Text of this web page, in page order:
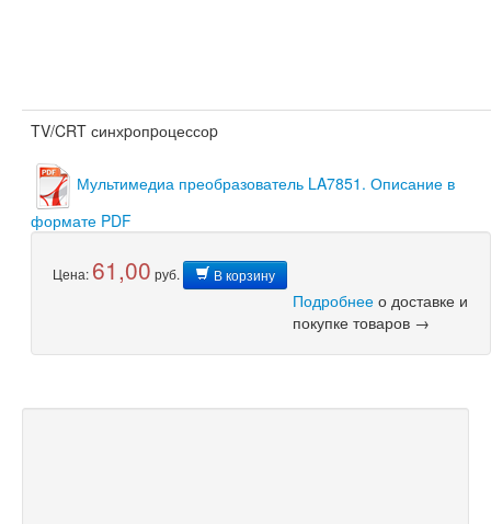
TV/CRT синхpопpоцессоp
Мультимедиа преобразователь LA7851. Описание в
формате PDF
Цена: 61,00 руб. В корзину
Подробнее о доставке и
покупке товаров →